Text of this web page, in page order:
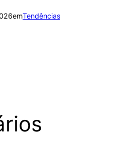
emTendências